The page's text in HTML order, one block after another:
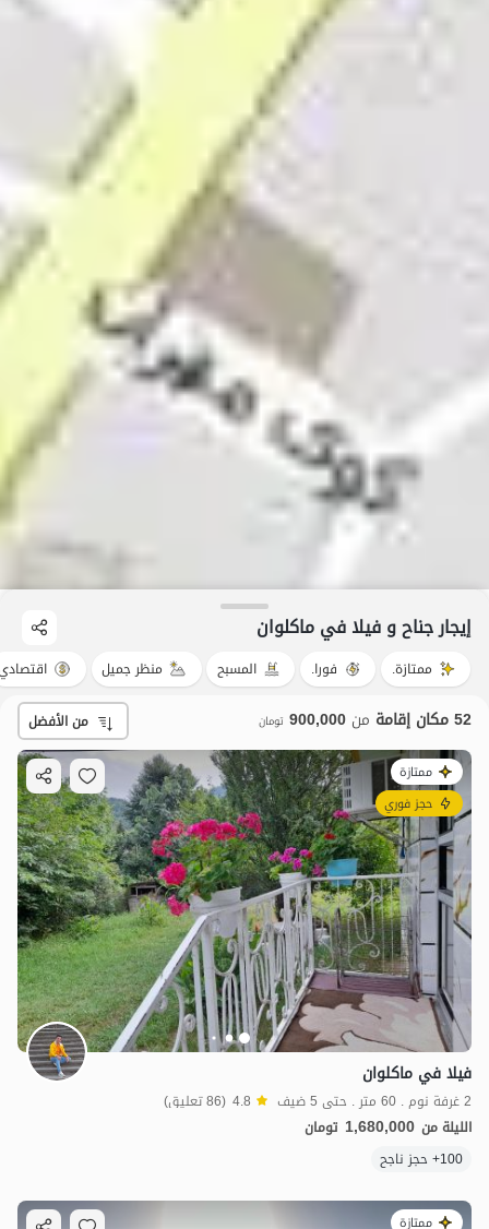
إيجار جناح و فيلا في ماکلوان
ممتازة. فورا. المسبح منظر جميل
52 مكان إقامة من 900,000 تومان من الأفضل
ممتازة
حجز فوري
فيلا في ماكلوان
2 غرفة نوم . 60 متر . حتى 5 ضيف 4.8 (86 تعليق)
الليلة من 1,680,000 تومان
100+ حجز ناجح
ممتازة